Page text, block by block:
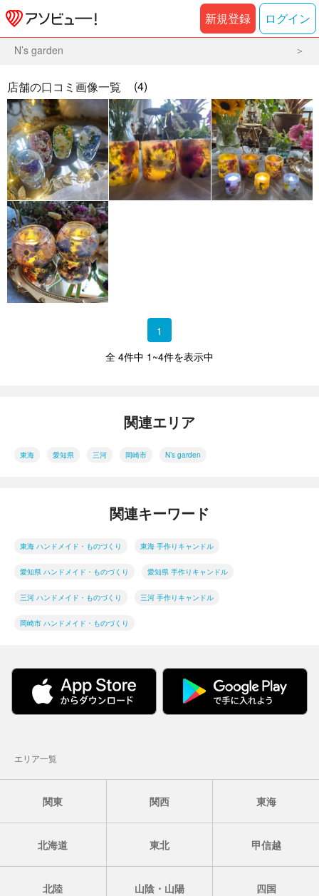
新規登録 ログイン
N’s garden
店舗の口コミ画像一覧 (4)
1
全 4件中 1~4件を表示中
関連エリア
東海 愛知県 三河 岡崎市 N’s garden
関連キーワード
東海 ハンドメイド・ものづくり 東海 手作りキャンドル
愛知県 ハンドメイド・ものづくり 愛知県 手作りキャンドル
三河 ハンドメイド・ものづくり 三河 手作りキャンドル
岡崎市 ハンドメイド・ものづくり
エリア一覧
関東 関西 東海
北海道 東北 甲信越
北陸 山陰・山陽 四国